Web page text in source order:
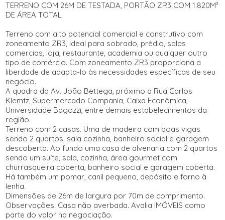
TERRENO COM 26M DE TESTADA, PORTÃO ZR3 COM 1.820M²
DE ÁREA TOTAL
Terreno com alto potencial comercial e construtivo com
zoneamento ZR3, ideal para sobrado, prédio, salas
comercias, loja, restaurante, academia ou qualquer outro
tipo de comércio. Com zoneamento ZR3 proporciona a
liberdade de adapta-lo às necessidades específicas de seu
negócio.
A quadra da Av. João Bettega, próximo a Rua Carlos
Klemtz, Supermercado Compania, Caixa Econômica,
Universidade Bagozzi, entre demais estabelecimentos da
região.
Terreno com 2 casas. Uma de madeira com boas vigas
sendo 2 quartos, sala cozinha, banheiro social e garagem
descoberta. Ao fundo uma casa de alvenaria com 2 quartos
sendo um suíte, sala, cozinha, área gourmet com
churrasqueira coberta, banheiro social e garagem coberta.
Há também um pomar, canil pequeno, depósito e forno à
lenha.
Dimensões de 26m de largura por 70m de comprimento.
Observações: Casa não averbada. Avalia IMÓVEIS como
parte do valor na negociação.